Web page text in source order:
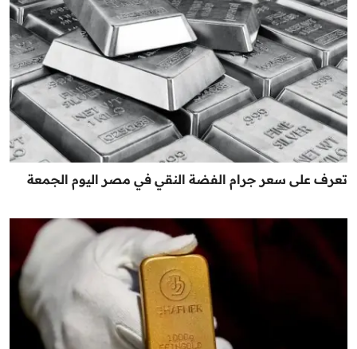
تعرف على سعر جرام الفضة النقي في مصر اليوم الجمعة